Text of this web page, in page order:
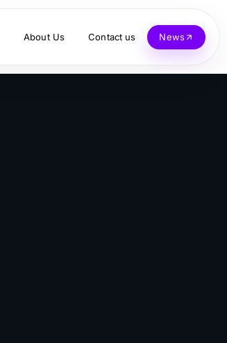
About Us Contact us News